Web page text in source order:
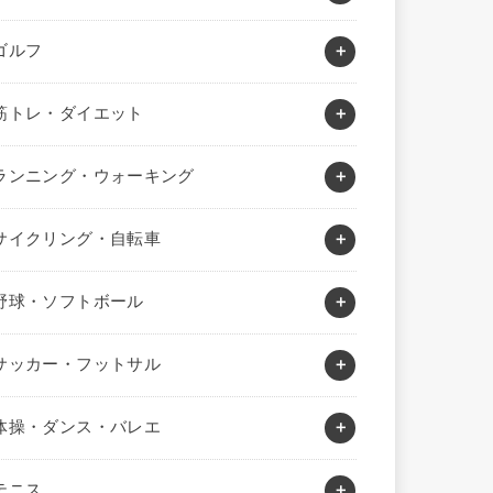
ルフ
トレ・ダイエット
ンニング・ウォーキング
イクリング・自転車
球・ソフトボール
ッカー・フットサル
操・ダンス・バレエ